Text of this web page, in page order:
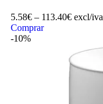
5.58€ – 113.40€ excl/iva
Comprar
-10%